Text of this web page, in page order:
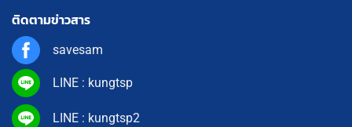
ติดตามข่าวสาร
savesam
LINE : kungtsp
LINE : kungtsp2